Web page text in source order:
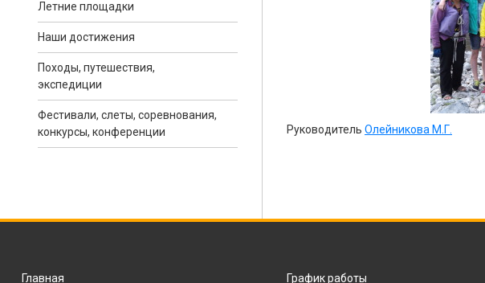
Летние площадки
Наши достижения
Походы, путешествия,
экспедиции
Фестивали, слеты, соревнования,
конкурсы, конференции
Руководитель Олейникова М.Г.
Главная График работы